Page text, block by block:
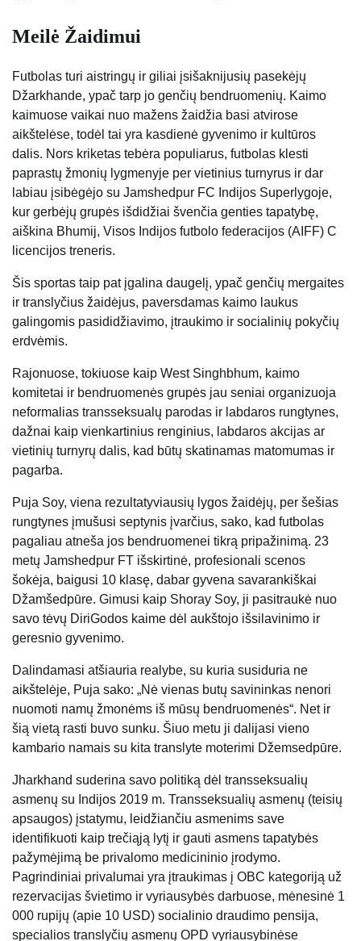
Meilė Žaidimui
Futbolas turi aistringų ir giliai įsišaknijusių pasekėjų
Džarkhande, ypač tarp jo genčių bendruomenių. Kaimo
kaimuose vaikai nuo mažens žaidžia basi atvirose
aikštelėse, todėl tai yra kasdienė gyvenimo ir kultūros
dalis. Nors kriketas tebėra populiarus, futbolas klesti
paprastų žmonių lygmenyje per vietinius turnyrus ir dar
labiau įsibėgėjo su Jamshedpur FC Indijos Superlygoje,
kur gerbėjų grupės išdidžiai švenčia genties tapatybę,
aiškina Bhumij, Visos Indijos futbolo federacijos (AIFF) C
licencijos treneris.
Šis sportas taip pat įgalina daugelį, ypač genčių mergaites
ir translyčius žaidėjus, paversdamas kaimo laukus
galingomis pasididžiavimo, įtraukimo ir socialinių pokyčių
erdvėmis.
Rajonuose, tokiuose kaip West Singhbhum, kaimo
komitetai ir bendruomenės grupės jau seniai organizuoja
neformalias transseksualų parodas ir labdaros rungtynes,
dažnai kaip vienkartinius renginius, labdaros akcijas ar
vietinių turnyrų dalis, kad būtų skatinamas matomumas ir
pagarba.
Puja Soy, viena rezultatyviausių lygos žaidėjų, per šešias
rungtynes ​​įmušusi septynis įvarčius, sako, kad futbolas
pagaliau atneša jos bendruomenei tikrą pripažinimą. 23
metų Jamshedpur FT išskirtinė, profesionali scenos
šokėja, baigusi 10 klasę, dabar gyvena savarankiškai
Džamšedpūre. Gimusi kaip Shoray Soy, ji pasitraukė nuo
savo tėvų DiriGodos kaime dėl aukštojo išsilavinimo ir
geresnio gyvenimo.
Dalindamasi atšiauria realybe, su kuria susiduria ne
aikštelėje, Puja sako: „Nė vienas butų savininkas nenori
nuomoti namų žmonėms iš mūsų bendruomenės“. Net ir
šią vietą rasti buvo sunku. Šiuo metu ji dalijasi vieno
kambario namais su kita translyte moterimi Džemsedpūre.
Jharkhand suderina savo politiką dėl transseksualių
asmenų su Indijos 2019 m. Transseksualių asmenų (teisių
apsaugos) įstatymu, leidžiančiu asmenims save
identifikuoti kaip trečiąją lytį ir gauti asmens tapatybės
pažymėjimą be privalomo medicininio įrodymo.
Pagrindiniai privalumai yra įtraukimas į OBC kategoriją už
rezervacijas švietimo ir vyriausybės darbuose, mėnesinė 1
000 rupijų (apie 10 USD) socialinio draudimo pensija,
specialios translyčių asmenų OPD vyriausybinėse